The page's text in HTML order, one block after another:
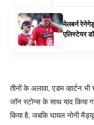
मेलबर्न
एलिस्टेयर
तीनों के अलावा, एडम व्हार्टन
जॉन स्टोन्स के साथ याद
किया है, जबकि घायल नोनी